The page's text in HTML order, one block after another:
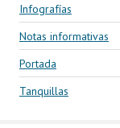
Infografías
Notas informativas
Portada
Tanquillas